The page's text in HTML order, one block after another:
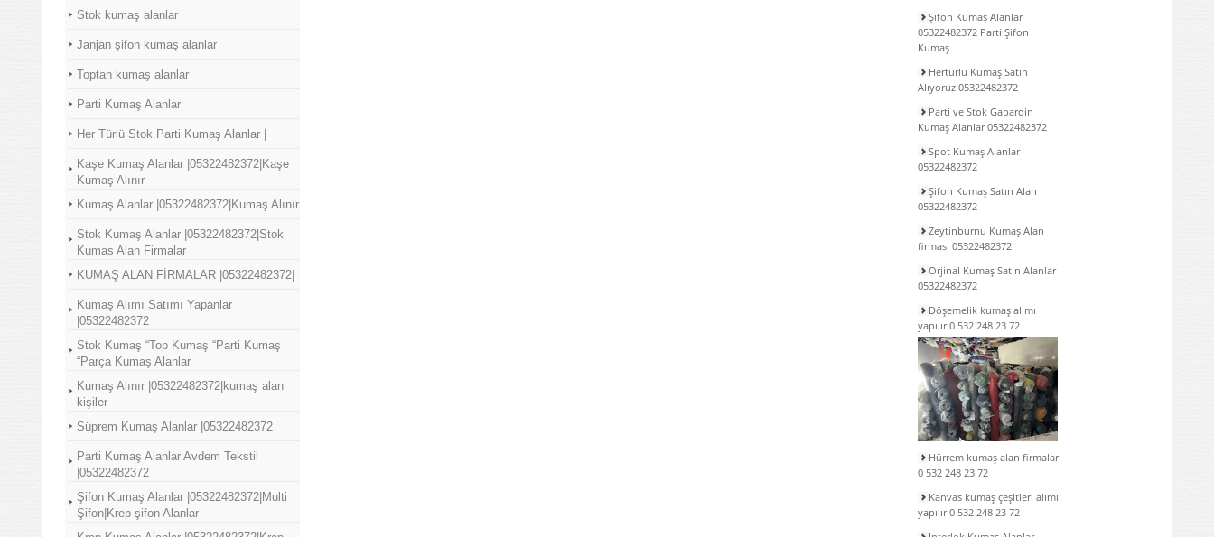
Stok kumaş alanlar
Janjan şifon kumaş alanlar
Toptan kumaş alanlar
Parti Kumaş Alanlar
Her Türlü Stok Parti Kumaş Alanlar |
Kaşe Kumaş Alanlar |05322482372|Kaşe
Kumaş Alınır
Kumaş Alanlar |05322482372|Kumaş Alınır
Stok Kumaş Alanlar |05322482372|Stok
Kumas Alan Firmalar
KUMAŞ ALAN FİRMALAR |05322482372|
Kumaş Alımı Satımı Yapanlar
|05322482372
Stok Kumaş “Top Kumaş “Parti Kumaş
“Parça Kumaş Alanlar
Kumaş Alınır |05322482372|kumaş alan
kişiler
Süprem Kumaş Alanlar |05322482372
Parti Kumaş Alanlar Avdem Tekstil
|05322482372
Şifon Kumaş Alanlar |05322482372|Multi
Şifon|Krep şifon Alanlar
Şifon Kumaş Alanlar
05322482372 Parti Şifon
Kumaş
Hertürlü Kumaş Satın
Alıyoruz 05322482372
Parti ve Stok Gabardin
Kumaş Alanlar 05322482372
Spot Kumaş Alanlar
05322482372
Şifon Kumaş Satın Alan
05322482372
Zeytinburnu Kumaş Alan
firması 05322482372
Orjinal Kumaş Satın Alanlar
05322482372
Döşemelik kumaş alımı
yapılır 0 532 248 23 72
Hürrem kumaş alan firmalar
0 532 248 23 72
Kanvas kumaş çeşitleri alımı
yapılır 0 532 248 23 72